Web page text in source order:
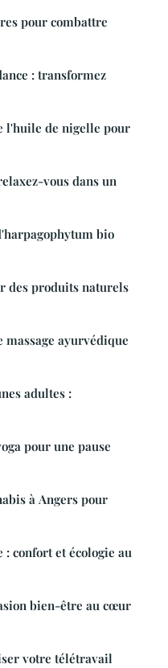
pour combattre
: transformez
l'huile de nigelle pour
vous dans un
bio
des produits naturels
massage ayurvédique
adultes :
pour une pause
à Angers pour
confort et écologie au
bien-être au cœur
votre télétravail